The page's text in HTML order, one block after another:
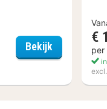
Bekijk
€
per